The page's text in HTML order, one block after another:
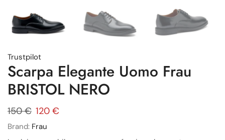
Trustpilot
Scarpa Elegante Uomo Frau
BRISTOL NERO
150€ 120 €
Brand: Frau